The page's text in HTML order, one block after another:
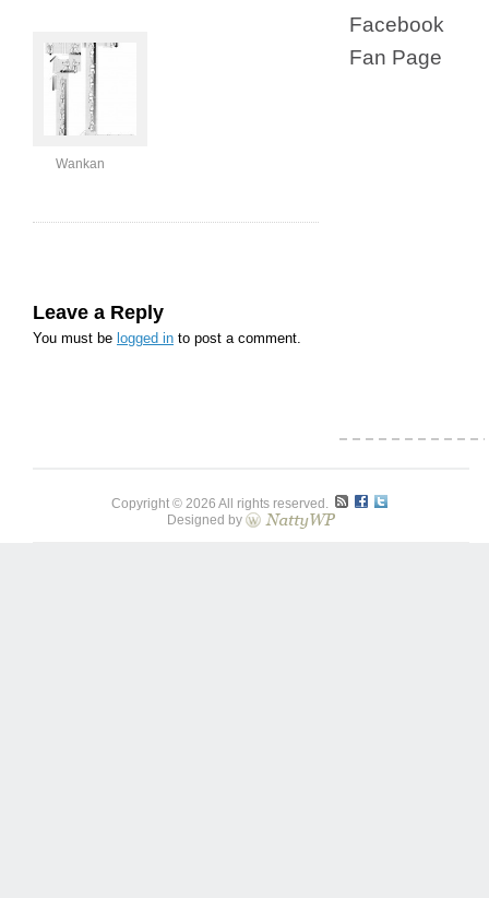
Wankan
Leave a Reply
You must be logged in to post a comment.
Facebook
Fan Page
Copyright © 2026 All rights reserved.
Designed by